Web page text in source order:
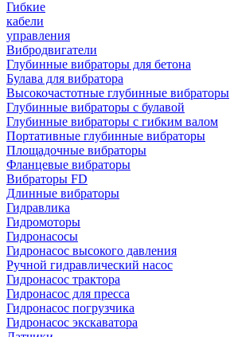
Гибкие
кабели
управления
Вибродвигатели
Глубинные вибраторы для бетона
Булава для вибратора
Высокочастотные глубинные вибраторы
Глубинные вибраторы с булавой
Глубинные вибраторы с гибким валом
Портативные глубинные вибраторы
Площадочные вибраторы
Фланцевые вибраторы
Вибраторы FD
Длинные вибраторы
Гидравлика
Гидромоторы
Гидронасосы
Гидронасос высокого давления
Ручной гидравлический насос
Гидронасос трактора
Гидронасос для пресса
Гидронасос погрузчика
Гидронасос экскаватора